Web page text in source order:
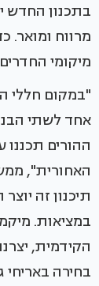
בתכנון החדש
מרווח ומואר.
מיקומי
"במקום חללי
אחד לשתי
ההורים
האחורית",
תיכנון זה
במציאות.
הקידמית,
בחירה